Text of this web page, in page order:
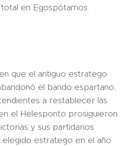
en Egospótamos.
que el antiguo estratego
el bando espartano,
a restablecer las
el Helesponto prosiguieron
y sus partidarios
estratego en el año